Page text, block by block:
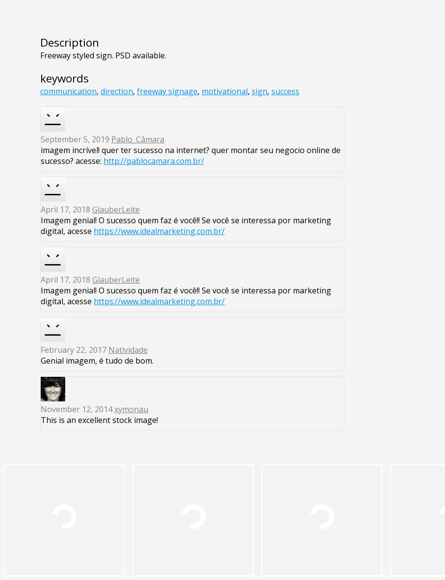
Description
Freeway styled sign. PSD available.
keywords
communication, direction, freeway signage, motivational, sign, success
September 5, 2019 Pablo_Câmara
imagem incrível! quer ter sucesso na internet? quer montar seu negocio online de
sucesso? acesse: http://pablocamara.com.br/
April 17, 2018 GlauberLeite
Imagem genial! O sucesso quem faz é você!! Se você se interessa por marketing
digital, acesse https://www.idealmarketing.com.br/
April 17, 2018 GlauberLeite
Imagem genial! O sucesso quem faz é você!! Se você se interessa por marketing
digital, acesse https://www.idealmarketing.com.br/
February 22, 2017 Natividade
Genial imagem, é tudo de bom.
November 12, 2014xymonau
This is an excellent stock image!